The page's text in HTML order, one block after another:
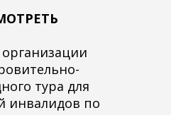
тура для
инвалидов по